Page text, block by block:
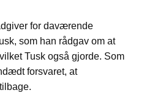
for daværende
som han rådgav om at
Tusk også gjorde. Som
forsvaret, at